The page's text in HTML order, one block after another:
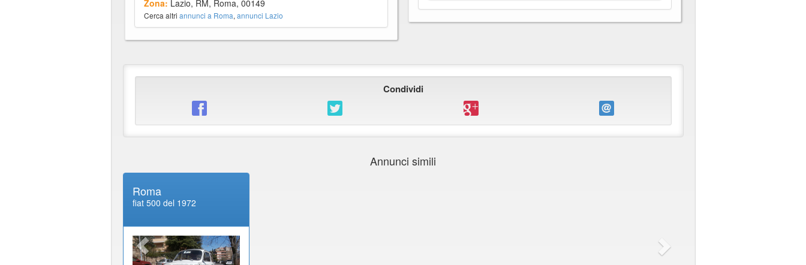
Zona: Lazio, RM, Roma, 00149
Cerca altri annunci a Roma, annunci Lazio
Condividi
Annunci simili
Roma
fiat 500 del 1972